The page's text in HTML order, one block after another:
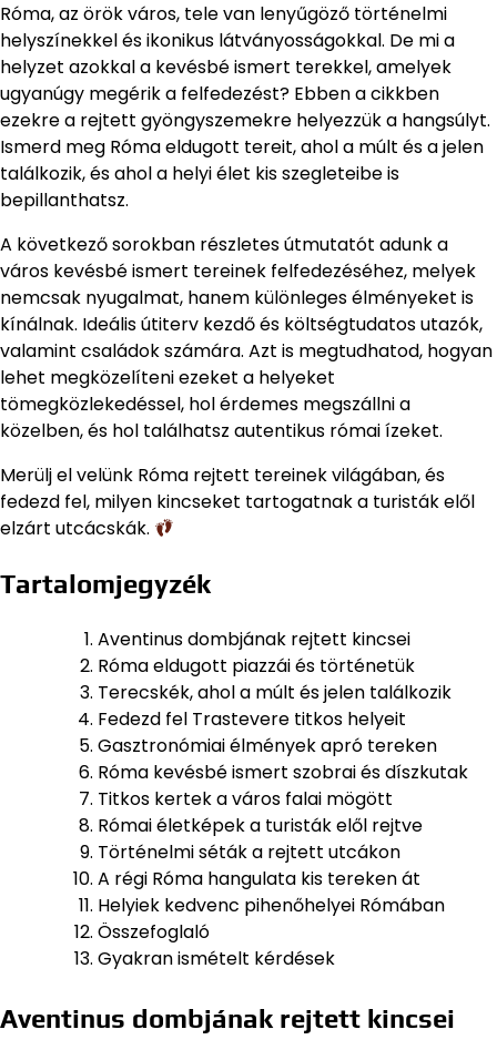
Róma, az örök város, tele van lenyűgöző történelmi
helyszínekkel és ikonikus látványosságokkal. De mi a
helyzet azokkal a kevésbé ismert terekkel, amelyek
ugyanúgy megérik a felfedezést? Ebben a cikkben
ezekre a rejtett gyöngyszemekre helyezzük a hangsúlyt.
Ismerd meg Róma eldugott tereit, ahol a múlt és a jelen
találkozik, és ahol a helyi élet kis szegleteibe is
bepillanthatsz.
A következő sorokban részletes útmutatót adunk a
város kevésbé ismert tereinek felfedezéséhez, melyek
nemcsak nyugalmat, hanem különleges élményeket is
kínálnak. Ideális útiterv kezdő és költségtudatos utazók,
valamint családok számára. Azt is megtudhatod, hogyan
lehet megközelíteni ezeket a helyeket
tömegközlekedéssel, hol érdemes megszállni a
közelben, és hol találhatsz autentikus római ízeket.
Merülj el velünk Róma rejtett tereinek világában, és
fedezd fel, milyen kincseket tartogatnak a turisták elől
elzárt utcácskák.
Tartalomjegyzék
Aventinus dombjának rejtett kincsei
Róma eldugott piazzái és történetük
Terecskék, ahol a múlt és jelen találkozik
Fedezd fel Trastevere titkos helyeit
Gasztronómiai élmények apró tereken
Róma kevésbé ismert szobrai és díszkutak
Titkos kertek a város falai mögött
Római életképek a turisták elől rejtve
Történelmi séták a rejtett utcákon
A régi Róma hangulata kis tereken át
Helyiek kedvenc pihenőhelyei Rómában
Összefoglaló
Gyakran ismételt kérdések
Aventinus dombjának rejtett kincsei